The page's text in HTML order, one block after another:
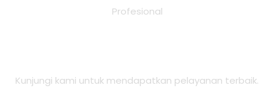
Profesional
Kunjungi kami untuk mendapatkan pelayanan terbaik.